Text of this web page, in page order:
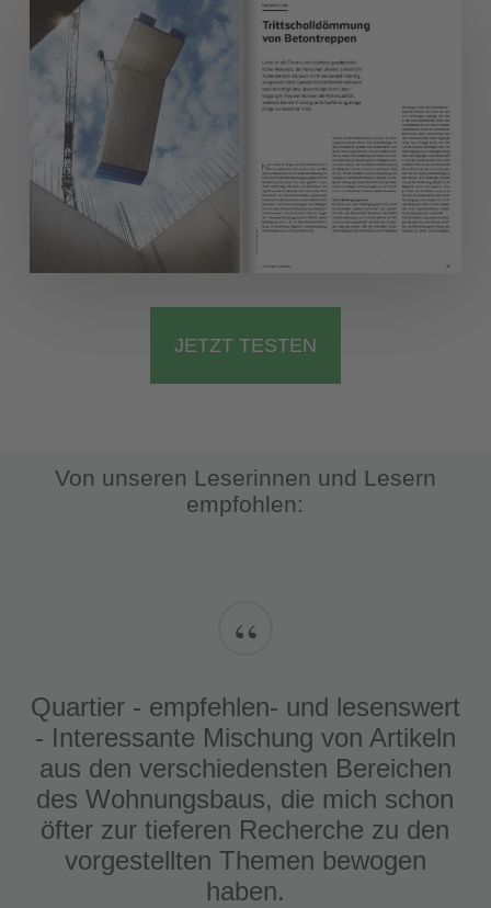
JETZT TESTEN
Von unseren Leserinnen und Lesern
empfohlen:
“
Quartier - empfehlen- und lesenswert
- Interessante Mischung von Artikeln
aus den verschiedensten Bereichen
des Wohnungsbaus, die mich schon
öfter zur tieferen Recherche zu den
vorgestellten Themen bewogen
haben.